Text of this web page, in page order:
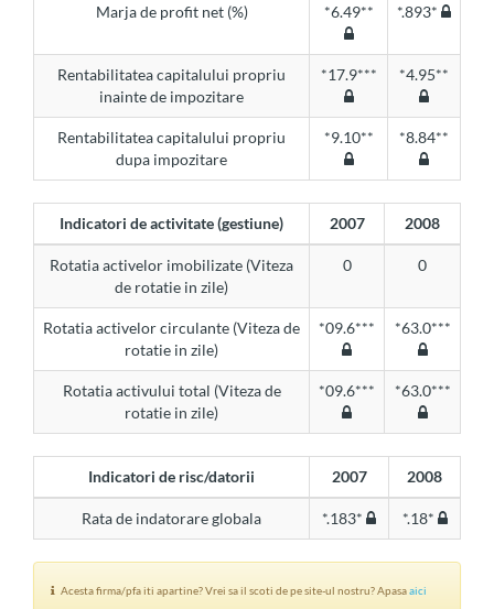
Marja de profit net (%) *6.49** *.893*
Rentabilitatea capitalului propriu
inainte de impozitare
*17.9*** *4.95**
Rentabilitatea capitalului propriu
dupa impozitare
*9.10** *8.84**
Indicatori de activitate (gestiune) 2007 2008
Rotatia activelor imobilizate (Viteza
de rotatie in zile)
0 0
Rotatia activelor circulante (Viteza de
rotatie in zile)
*09.6*** *63.0***
Rotatia activului total (Viteza de
rotatie in zile)
*09.6*** *63.0***
Indicatori de risc/datorii 2007 2008
Rata de indatorare globala *.183* *.18*
Acesta firma/pfa iti apartine? Vrei sa il scoti de pe site-ul nostru? Apasaaici